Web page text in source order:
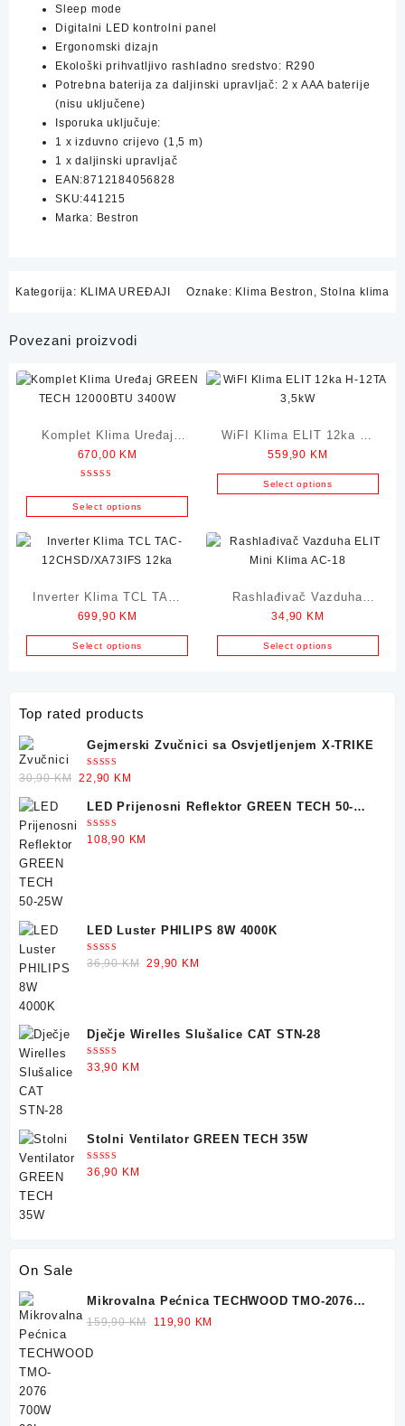
Sleep mode
Digitalni LED kontrolni panel
Ergonomski dizajn
Ekološki prihvatljivo rashladno sredstvo: R290
Potrebna baterija za daljinski upravljač: 2 x AAA baterije
(nisu uključene)
Isporuka uključuje:
1 x izduvno crijevo (1,5 m)
1 x daljinski upravljač
EAN:8712184056828
SKU:441215
Marka: Bestron
Kategorija: KLIMA UREĐAJI Oznake: Klima Bestron ,Stolna klima
Povezani proizvodi
Komplet Klima Uređaj
GREEN TECH 12000BTU
3400W
670,00 KM
5.00
od 5
Select options
WiFI Klima ELIT 12ka H-
12TA 3,5kW
559,90 KM
Select options
Inverter Klima TCL TAC-
12CHSD/XA73IFS 12ka
699,90 KM
Select options
Rashlađivač Vazduha
ELIT Mini Klima AC-18
34,90 KM
Select options
Top rated products
Gejmerski Zvučnici sa Osvjetljenjem X-TRIKE
Ocjenjeno
5.00 od 5
30,90KM Original
was:
30,90 KM.
22,90 KM
is:
22,90 KM.
LED Prijenosni Reflektor GREEN TECH 50-
25W
Ocjenjeno
5.00od 5
108,90 KM
LED Luster PHILIPS 8W 4000K
Ocjenjeno
5.00od 5
36,90KM Original
29,90 KM
Dječje Wirelles Slušalice CAT STN-28
Ocjenjeno
5.00 od 5
33,90 KM
Stolni Ventilator GREEN TECH 35W
Ocjenjeno
5.00od 5
36,90 KM
On Sale
Mikrovalna Pećnica TECHWOOD TMO-2076
700W 20L
159,90KM
Original
119,90 KM